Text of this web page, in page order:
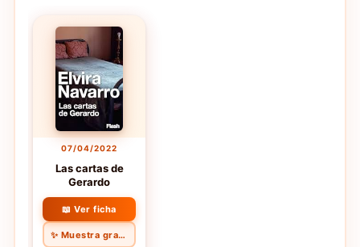
07/04/2022
Las cartas de
Gerardo
📖 Ver ficha
✨ Muestra gratis